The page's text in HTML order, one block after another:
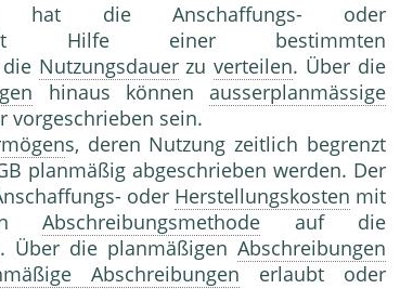
hat die Anschaffungs- oder
einer bestimmten
Nutzungsdauerzuverteilen. Über die
hinaus können ausserplanmässige
vorgeschrieben sein.
s, deren Nutzung zeitlich begrenzt
planmäßig abgeschrieben werden. Der
oder Herstellungskosten mit
Abschreibungsmethode auf die
. Über die planmäßigen Abschreibungen
Abschreibungen erlaubt oder